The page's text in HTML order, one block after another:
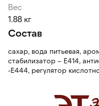
Вес
1.88 кг
Состав
сахар, вода питьевая,
стабилизатор – Е414,
-Е444, регулятор